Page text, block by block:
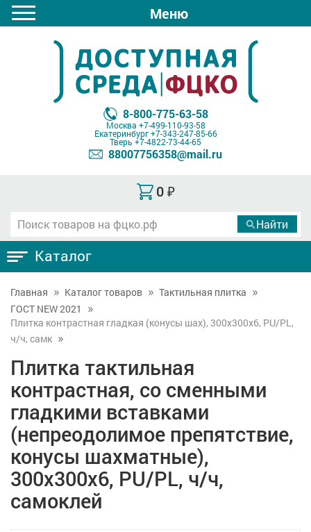
Меню
8-800-775-63-58
Москва +7-499-110-93-58
Екатеринбург+7-343-247-85-66
Тверь +7-4822-73-44-65
88007756358@mail.ru
0 ₽
Каталог
Главная Каталог товаров
Тактильная плитка
ГОСТ NEW 2021
Плитка контрастная гладкая (конусы шах), 300x300x6, PU/PL,
ч/ч, самк
Плитка тактильная
контрастная, со сменными
гладкими вставками
(непреодолимое препятствие,
конусы шахматные),
300x300x6, PU/PL, ч/ч,
самоклей